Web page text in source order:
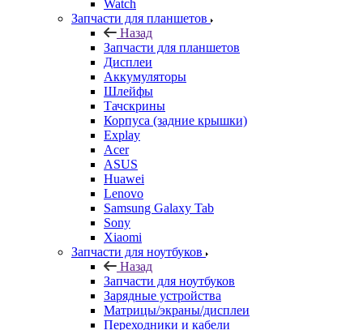
Watch
Запчасти для планшетов
Назад
Запчасти для планшетов
Дисплеи
Аккумуляторы
Шлейфы
Тачскрины
Корпуса (задние крышки)
Explay
Acer
ASUS
Huawei
Lenovo
Samsung Galaxy Tab
Sony
Xiaomi
Запчасти для ноутбуков
Назад
Запчасти для ноутбуков
Зарядные устройства
Матрицы/экраны/дисплеи
Переходники и кабели